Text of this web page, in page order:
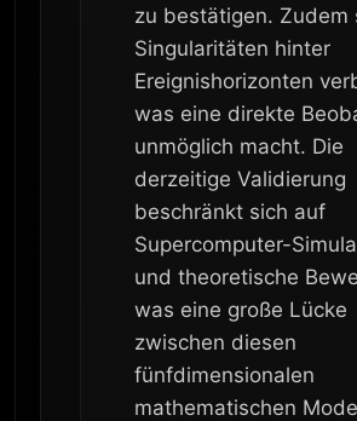
zu bestätigen. Zudem
Singularitäten hinter
Ereignishorizonten
was eine direkte
unmöglich macht. Die
derzeitige Validierung
beschränkt sich auf
Supercomputer-
und theoretische
was eine große Lücke
zwischen diesen
fünfdimensionalen
mathematischen